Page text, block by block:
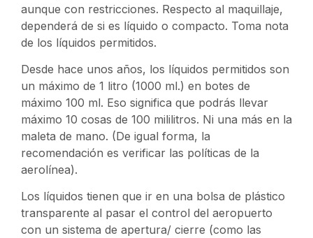
aunque con restricciones. Respecto al maquillaje,
dependerá de si es líquido o compacto. Toma nota
de los líquidos permitidos.
Desde hace unos años, los líquidos permitidos son
un máximo de 1 litro (1000 ml.) en botes de
máximo 100 ml. Eso significa que podrás llevar
máximo 10 cosas de 100 mililitros. Ni una más en la
maleta de mano. (De igual forma, la
recomendación es verificar las políticas de la
aerolínea).
Los líquidos tienen que ir en una bolsa de plástico
transparente al pasar el control del aeropuerto
con un sistema de apertura/ cierre (como las